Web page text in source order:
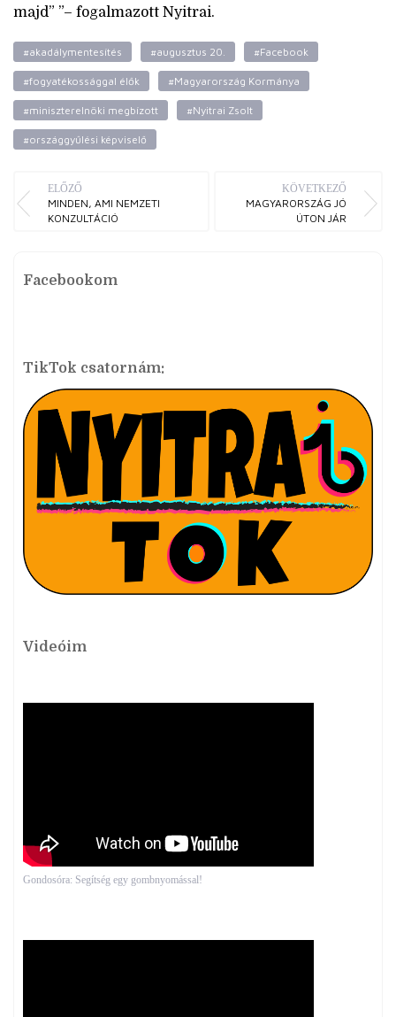
majd” – fogalmazott Nyitrai.
#akadálymentesítés #augusztus 20. #Facebook
#fogyatékossággal élők #Magyarország Kormánya
#miniszterelnöki megbízott #Nyitrai Zsolt
#országgyűlési képviselő
ELŐZŐ
MINDEN, AMI NEMZETI
KONZULTÁCIÓ
KÖVETKEZŐ
MAGYARORSZÁG JÓ
ÚTON JÁR
Facebookom
TikTok csatornám:
Videóim
Gondosóra: Segítség egy gombnyomással!